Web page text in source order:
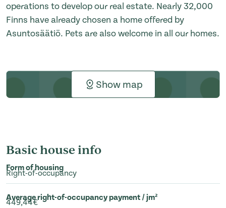
operations to develop our real estate. Nearly 32,000
Finns have already chosen a home offered by
Asuntosäätiö. Pets are also welcome in all our homes.
Show map
Basic house info
Form of housing
Right-of-occupancy
Average right-of-occupancy payment / jm²
449,44€